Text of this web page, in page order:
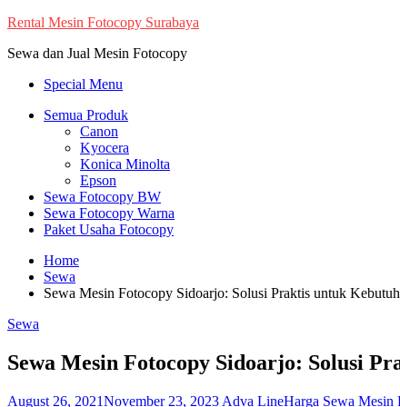
Skip
content
Rental Mesin Fotocopy Surabaya
Sewa dan Jual Mesin Fotocopy
Special Menu
Semua Produk
Canon
Kyocera
Konica Minolta
Epson
Sewa Fotocopy BW
Sewa Fotocopy Warna
Paket Usaha Fotocopy
Home
Sewa
Sewa Mesin Fotocopy Sidoarjo: Solusi Praktis untuk
Sewa
Sewa Mesin Fotocopy Sidoarjo: Solusi
August 26, 2021November 23, 2023 Adva LineHarga Sewa Mesin